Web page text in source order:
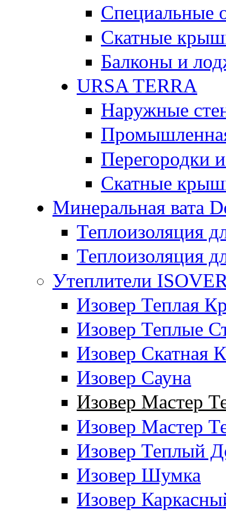
Специальные
Скатные
Балконы и
URSA TERRA
Наружные
Перегородки
Скатные
Минеральная вата
Теплоизоляция
Теплоизоляция
Утеплители
Изовер Теплая
Изовер Теплые
Изовер Скатная
Изовер Сауна
Изовер Мастер
Изовер Мастер
Изовер Теплый
Изовер Шумка
Изовер